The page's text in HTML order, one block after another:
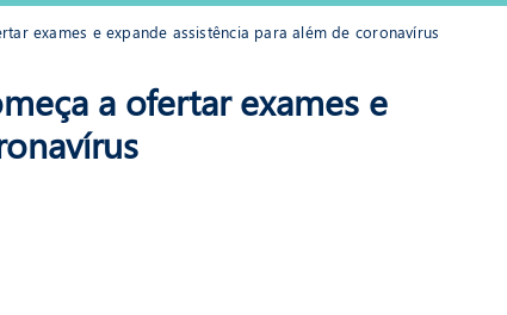
e expande assistência para além de coronavírus
exames e expande assistência para além de coronavírus
a ofertar exames e
HRLN